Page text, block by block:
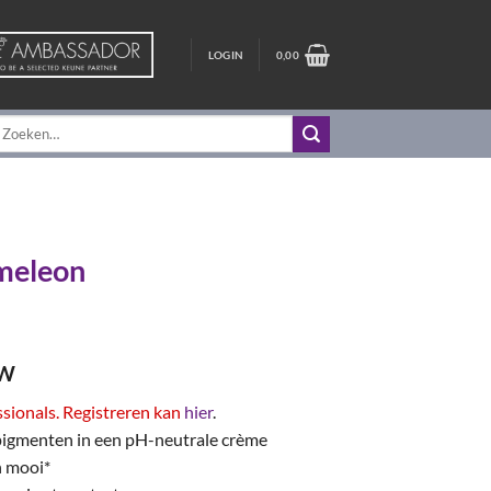
LOGIN 0,00
Registreren kan hier.
in een pH-neutrale crème
mooi*